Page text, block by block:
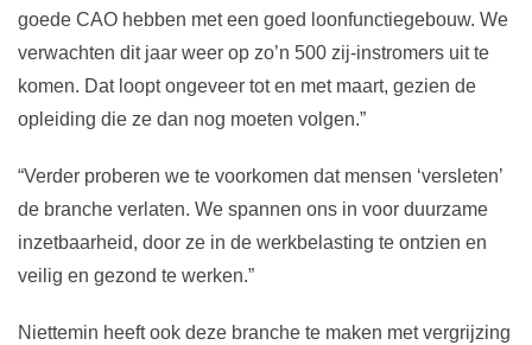
goede CAO hebben met een goed loonfunctiegebouw. We
verwachten dit jaar weer op zo’n 500 zij-instromers uit te
komen. Dat loopt ongeveer tot en met maart, gezien de
opleiding die ze dan nog moeten volgen.”
“Verder proberen we te voorkomen dat mensen ‘versleten’
de branche verlaten. We spannen ons in voor duurzame
inzetbaarheid, door ze in de werkbelasting te ontzien en
veilig en gezond te werken.”
Niettemin heeft ook deze branche te maken met vergrijzing